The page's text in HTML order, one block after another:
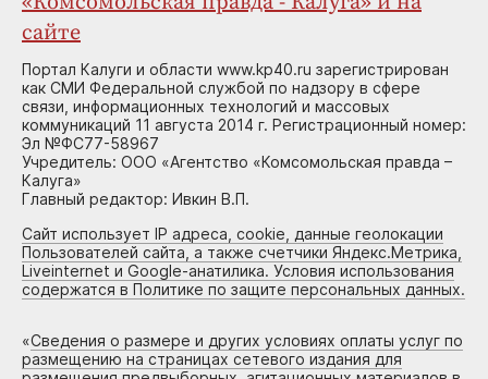
сайте
Портал Калуги и области www.kp40.ru зарегистрирован
как СМИ Федеральной службой по надзору в сфере
связи, информационных технологий и массовых
коммуникаций 11 августа 2014 г. Регистрационный номер:
Эл №ФС77-58967
Учредитель: ООО «Агентство «Комсомольская правда –
Калуга»
Главный редактор: Ивкин В.П.
Сайт использует IP адреса, cookie, данные геолокации
Пользователей сайта, а также счетчики Яндекс.Метрика,
Liveinternet и Google-анатилика. Условия использования
содержатся в Политике по защите персональных данных.
«Сведения о размере и других условиях оплаты услуг по
размещению на страницах сетевого издания для